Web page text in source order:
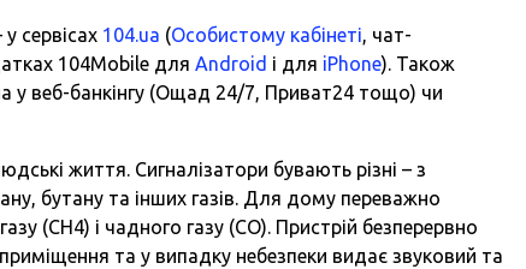
сервісах 104.ua (Особистому кабінеті, чат-
104Mobile для Android і для iPhone). Також
у веб-банкінгу (Ощад 24/7, Приват24 тощо) чи
життя. Сигналізатори бувають різні – з
бутану та інших газів. Для дому переважно
(СН4) і чадного газу (СО). Пристрій безперервно
та у випадку небезпеки видає звуковий та